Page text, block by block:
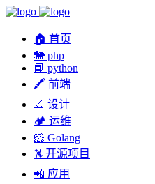
🏠 首页
🐘 php
📘 python
🖍 前端
📐 设计
🏕︎ 运维
🐹 Golang
⛕ 开源项目
📲 应用